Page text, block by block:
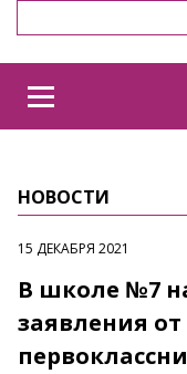
НОВОСТИ
15 ДЕКАБРЯ 2021
В школе №7
заявления